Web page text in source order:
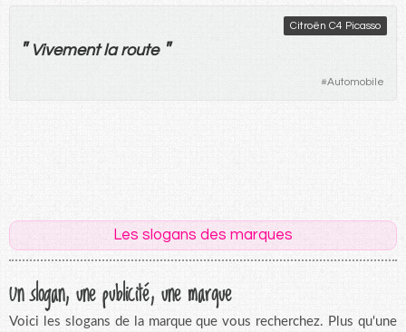
Citroën C4 Picasso
" Vivement la route "
#Automobile
Les slogans des marques
Un slogan, une publicité, une marque
Voici les slogans de la marque que vous recherchez. Plus qu'une